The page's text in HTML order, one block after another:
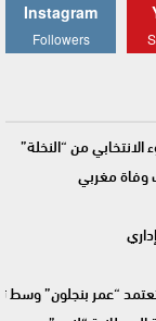
Instagram
Followers
من “النخلة”
وفاة مغربي
“عمر بنجلون”